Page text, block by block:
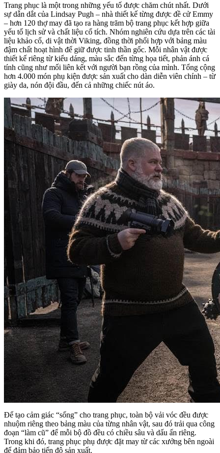
Trang phục là một trong những yếu tố được chăm chút nhất. Dưới
sự dẫn dắt của Lindsay Pugh – nhà thiết kế từng được đề cử Emmy
– hơn 120 thợ may đã tạo ra hàng trăm bộ trang phục kết hợp giữa
yếu tố lịch sử và chất liệu cổ tích. Nhóm nghiên cứu dựa trên các tài
liệu khảo cổ, di vật thời Viking, đồng thời phối hợp với bảng màu
đậm chất hoạt hình để giữ được tinh thần gốc. Mỗi nhân vật được
thiết kế riêng từ kiểu dáng, màu sắc đến từng họa tiết, phản ánh cá
tính cũng như mối liên kết với người bạn rồng của mình. Tổng cộng
hơn 4.000 món phụ kiện được sản xuất cho dàn diễn viên chính – từ
giày da, nón đội đầu, đến cả những chiếc nút áo.
Để tạo cảm giác “sống” cho trang phục, toàn bộ vải vóc đều được
nhuộm riêng theo bảng màu của từng nhân vật, sau đó trải qua công
đoạn “làm cũ” để mỗi bộ đồ đều có chiều sâu và dấu ấn riêng.
Trong khi đó, trang phục phụ được đặt may từ các xưởng bên ngoài
để đảm bảo tiến độ sản xuất.